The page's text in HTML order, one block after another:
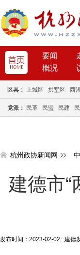
要闻
概况
区县： 上城区 拱墅区 西
党派： 民革 民盟 民建
杭州政协新闻网
建德市
发布时间：2023-02-02 建德